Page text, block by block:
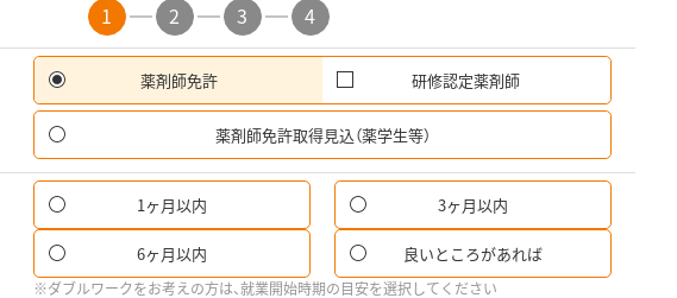
1 2 3 4
薬剤師免許 研修認定薬剤師
薬剤師免許取得見込（薬学生等）
1ヶ月以内 3ヶ月以内
6ヶ月以内 良いところがあれば
※ダブルワークをお考えの方は、就業開始時期の目安を選択してください